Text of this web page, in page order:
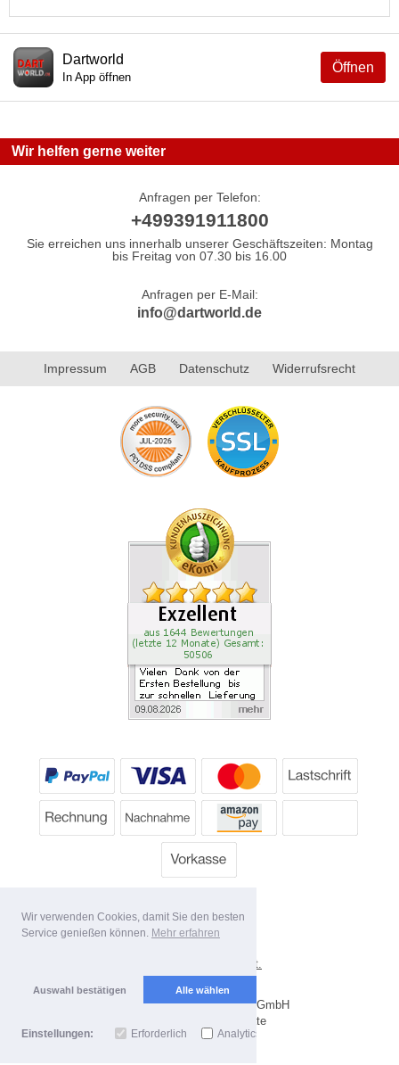
Wir verwenden Cookies, damit Sie den besten
Service genießen können. Mehr erfahren
Auswahl bestätigen Alle wählen
Einstellungen: Erforderlich Analytics
Öffnen
Dartworld
In App öffnen
Wir helfen gerne weiter
Anfragen per Telefon:
+499391911800
Sie erreichen uns innerhalb unserer Geschäftszeiten: Montag
bis Freitag von 07.30 bis 16.00
Anfragen per E-Mail:
info@dartworld.de
Impressum AGB Datenschutz Widerrufsrecht
Alle Preise inkl. MwSt.
Lieferbedingungen
Copyright 2026 by Dartpoint GmbH
Mobile Shop by Shopgate